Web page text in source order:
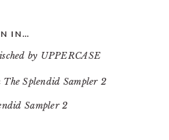
IN…
by UPPERCASE
Sampler 2